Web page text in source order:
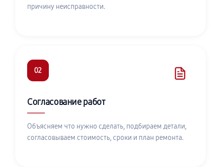
причину неисправности.
02
Согласование работ
Объясняем что нужно сделать, подбираем детали,
согласовываем стоимость, сроки и план ремонта.